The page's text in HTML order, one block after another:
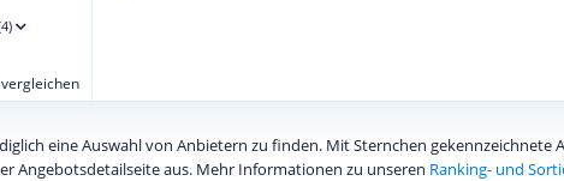
eine Auswahl von Anbietern zu finden. Mit Sternchen gekennzeichnete
Angebotsdetailseite aus. Mehr Informationen zu unseren Ranking- und